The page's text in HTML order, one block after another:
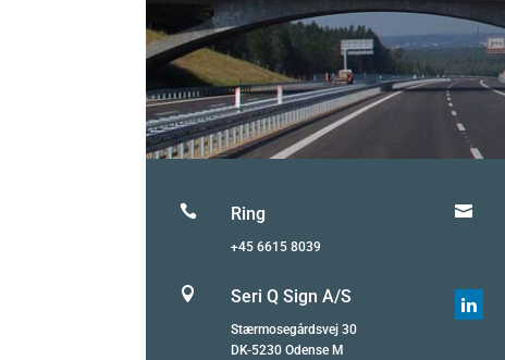
 Ring
+45 6615 8039
 Seri Q Sign A/S
Stærmosegårdsvej 30
DK-5230 Odense M

